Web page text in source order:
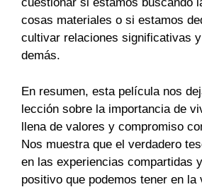
cosas materiales o si estamos
cultivar relaciones significativas
demás.
En resumen, esta película nos
lección sobre la importancia de
llena de valores y compromiso
Nos muestra que el verdadero
en las experiencias compartidas
positivo que podemos tener en la